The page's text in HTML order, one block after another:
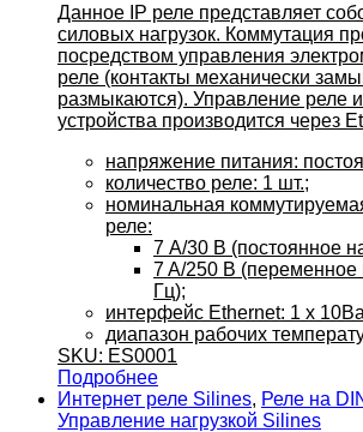
Данное IP реле представляет
силовых нагрузок. Коммутация
посредством управления
реле (контакты механически
размыкаются). Управление реле
устройства производится через
напряжение питания:
количество реле: 1 шт.;
номинальная
реле:
7 А/30 B (постоянное
7 A/250 B
Гц);
интерфейс Ethernet: 1 x
диапазон рабочих
SKU: ES0001
Подробнее
Интернет реле Silines, Реле на
Управление нагрузкой Silines